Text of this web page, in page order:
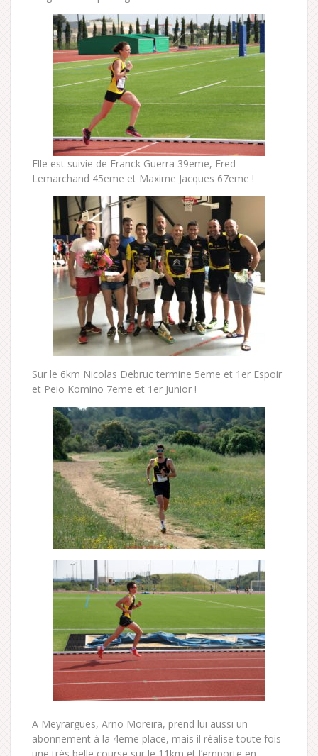
Elle est suivie de Franck Guerra 39eme, Fred
Lemarchand 45eme et Maxime Jacques 67eme !
Sur le 6km Nicolas Debruc termine 5eme et 1er Espoir
et Peio Komino 7eme et 1er Junior !
A Meyrargues, Arno Moreira, prend lui aussi un
abonnement à la 4eme place, mais il réalise toute fois